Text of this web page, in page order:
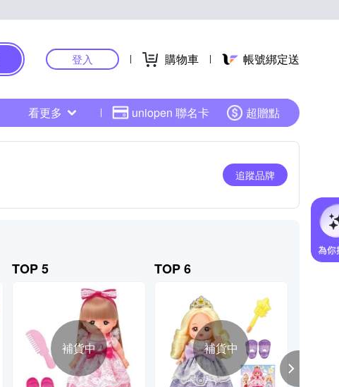
登入 購物車 帳號綁定送
看更多 uniopen 聯名卡 超贈點
追蹤品牌
TOP 5
補貨中
TOP 6
補貨中